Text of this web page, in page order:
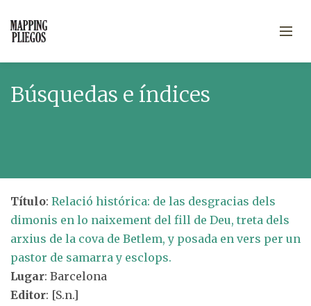
Búsquedas e índices
Título: Relació histórica: de las desgracias dels
dimonis en lo naixement del fill de Deu, treta dels
arxius de la cova de Betlem, y posada en vers per un
pastor de samarra y esclops.
Lugar: Barcelona
Editor: [S.n.]